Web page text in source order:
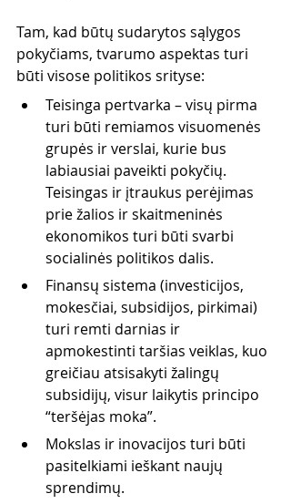
Tam, kad būtų sudarytos sąlygos
pokyčiams, tvarumo aspektas turi
būti visose politikos srityse:
Teisinga pertvarka – visų pirma
turi būti remiamos visuomenės
grupės ir verslai, kurie bus
labiausiai paveikti pokyčių.
Teisingas ir įtraukus perėjimas
prie žalios ir skaitmeninės
ekonomikos turi būti svarbi
socialinės politikos dalis.
Finansų sistema (investicijos,
mokesčiai, subsidijos, pirkimai)
turi remti darnias ir
apmokestinti taršias veiklas, kuo
greičiau atsisakyti žalingų
subsidijų, visur laikytis principo
“teršėjas moka”.
Mokslas ir inovacijos turi būti
pasitelkiami ieškant naujų
sprendimų.